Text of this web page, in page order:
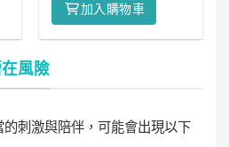
加入購物車
風險
刺激與陪伴，可能會出現以下